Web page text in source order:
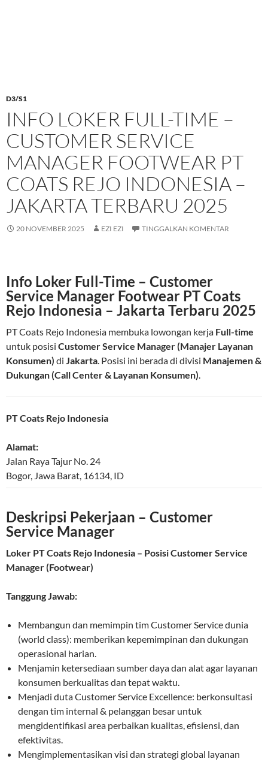
D3/S1
INFO LOKER FULL-TIME –
CUSTOMER SERVICE
MANAGER FOOTWEAR PT
COATS REJO INDONESIA –
JAKARTA TERBARU 2025
20 NOVEMBER 2025 EZI EZI TINGGALKAN KOMENTAR
Info Loker Full-Time – Customer
Service Manager Footwear PT Coats
Rejo Indonesia – Jakarta Terbaru 2025
PT Coats Rejo Indonesia membuka lowongan kerja Full-time
untuk posisi Customer Service Manager (Manajer Layanan
Konsumen) di Jakarta. Posisi ini berada di divisi Manajemen &
Dukungan (Call Center & Layanan Konsumen).
PT Coats Rejo Indonesia
Alamat:
Jalan Raya Tajur No. 24
Bogor, Jawa Barat, 16134, ID
Deskripsi Pekerjaan – Customer
Service Manager
Loker PT Coats Rejo Indonesia – Posisi Customer Service
Manager (Footwear)
Tanggung Jawab:
Membangun dan memimpin tim Customer Service dunia
(world class): memberikan kepemimpinan dan dukungan
operasional harian.
Menjamin ketersediaan sumber daya dan alat agar layanan
konsumen berkualitas dan tepat waktu.
Menjadi duta Customer Service Excellence: berkonsultasi
dengan tim internal & pelanggan besar untuk
mengidentifikasi area perbaikan kualitas, efisiensi, dan
efektivitas.
Mengimplementasikan visi dan strategi global layanan